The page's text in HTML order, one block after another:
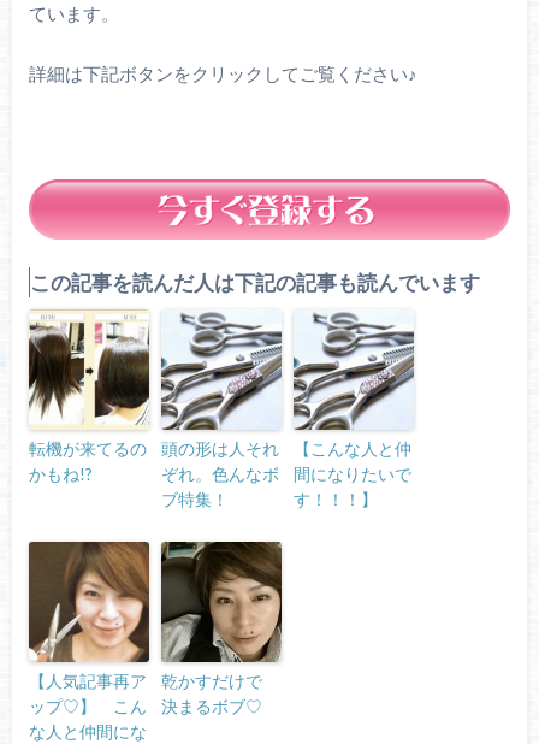
ています。
詳細は下記ボタンをクリックしてご覧ください♪
この記事を読んだ人は下記の記事も読んでいます
転機が来てるの
かもね!?
頭の形は人それ
ぞれ。色んなボ
ブ特集！
【こんな人と仲
間になりたいで
す！！！】
【人気記事再ア
ップ♡】 こん
な人と仲間にな
乾かすだけで
決まるボブ♡